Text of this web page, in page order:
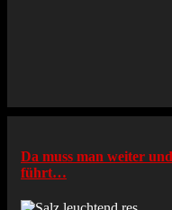
Da muss man weiter
führt…